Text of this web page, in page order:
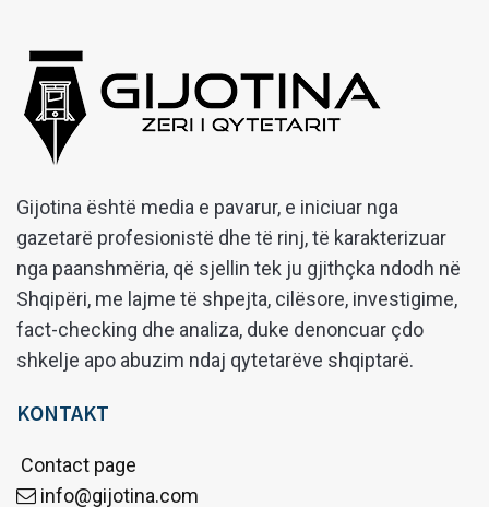
Gijotina është media e pavarur, e iniciuar nga
gazetarë profesionistë dhe të rinj, të karakterizuar
nga paanshmëria, që sjellin tek ju gjithçka ndodh në
Shqipëri, me lajme të shpejta, cilësore, investigime,
fact-checking dhe analiza, duke denoncuar çdo
shkelje apo abuzim ndaj qytetarëve shqiptarë.
KONTAKT
Contact page
info@gijotina.com